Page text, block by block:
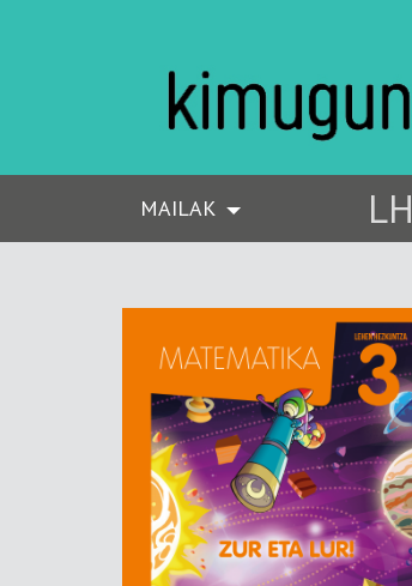
MAILAK LH